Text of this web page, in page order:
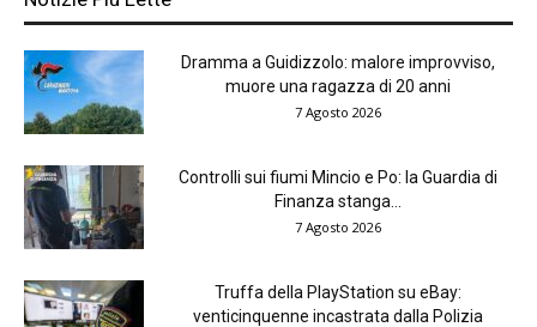
Dramma a Guidizzolo: malore improvviso,
muore una ragazza di 20 anni
7 Agosto 2026
Controlli sui fiumi Mincio e Po: la Guardia di
Finanza stanga...
7 Agosto 2026
Truffa della PlayStation su eBay:
venticinquenne incastrata dalla Polizia